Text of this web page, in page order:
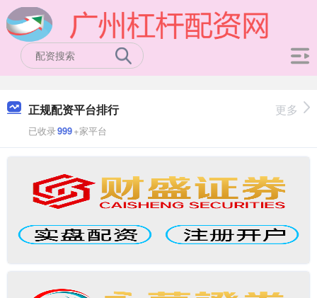
正规配资平台排行
已收录999+家平台
更多